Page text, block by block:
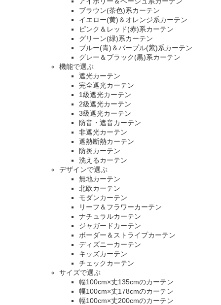
ブラウン(茶色)系カーテン
イエロー(黄)＆オレンジ系カーテン
ピンク＆レッド(赤)系カーテン
グリーン(緑)系カーテン
ブルー(青)＆パープル(紫)系カーテン
グレー＆ブラック(黒)系カーテン
機能で選ぶ
遮光カーテン
完全遮光カーテン
1級遮光カーテン
2級遮光カーテン
3級遮光カーテン
防音・遮音カーテン
非遮光カーテン
遮熱断熱カーテン
防炎カーテン
洗えるカーテン
デザインで選ぶ
無地カーテン
北欧カーテン
モダンカーテン
リーフ＆フラワーカーテン
ナチュラルカーテン
ジャガードカーテン
ボーダー＆ストライプカーテン
ディズニーカーテン
キッズカーテン
チェックカーテン
サイズで選ぶ
幅100cm×丈135cmのカーテン
幅100cm×丈178cmのカーテン
幅100cm×丈200cmのカーテン